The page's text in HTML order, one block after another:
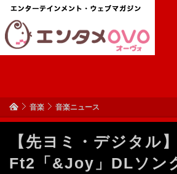
音楽 音楽ニュース
【先ヨミ・デジタル
Ft2「&Joy」DLソン